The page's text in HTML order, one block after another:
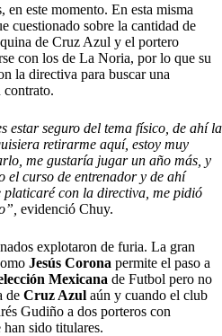
este momento. En esta misma
cuestionado sobre la cantidad de
de Cruz Azul y el portero
con los de La Noria, por lo que su
la directiva para buscar una
contrato.
estar seguro del tema físico, de ahí la
retirarme aquí, estoy muy
me gustaría jugar un año más, y
el curso de entrenador y de ahí
platicaré con la directiva, me pidió
evidenció Chuy.
explotaron de furia. La gran
Jesús Corona permite el paso a
Mexicana de Futbol pero no
de Cruz Azul aún y cuando el club
Gudiño a dos porteros con
han sido titulares.